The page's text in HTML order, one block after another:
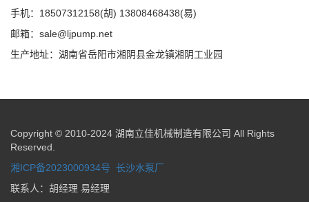
手机：18507312158(胡) 13808468438(易)
邮箱：sale@ljpump.net
生产地址：湖南省岳阳市湘阴县金龙镇湘阴工业园
Copyright © 2010-2024 湖南立佳机械制造有限公司 All Rights
Reserved.
湘ICP备2023000934号 长沙水泵厂
联系人：胡经理 易经理